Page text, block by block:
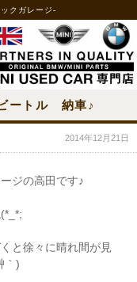
クガレージ-
ートル 納車♪
2014年12月21日
ジの高田です♪
と徐々に晴れ間が見
｀)